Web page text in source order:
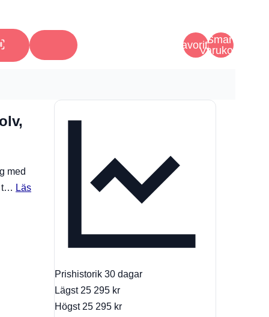
FavoriterSmart
Varukorg
med
t… Läs
Prishistorik 30 dagar
Lägst 25 295 kr
Högst 25 295 kr